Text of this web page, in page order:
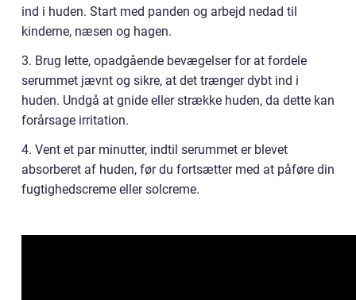
ind i huden. Start med panden og arbejd nedad til
kinderne, næsen og hagen.
3. Brug lette, opadgående bevægelser for at fordele
serummet jævnt og sikre, at det trænger dybt ind i
huden. Undgå at gnide eller strække huden, da dette kan
forårsage irritation.
4. Vent et par minutter, indtil serummet er blevet
absorberet af huden, før du fortsætter med at påføre din
fugtighedscreme eller solcreme.